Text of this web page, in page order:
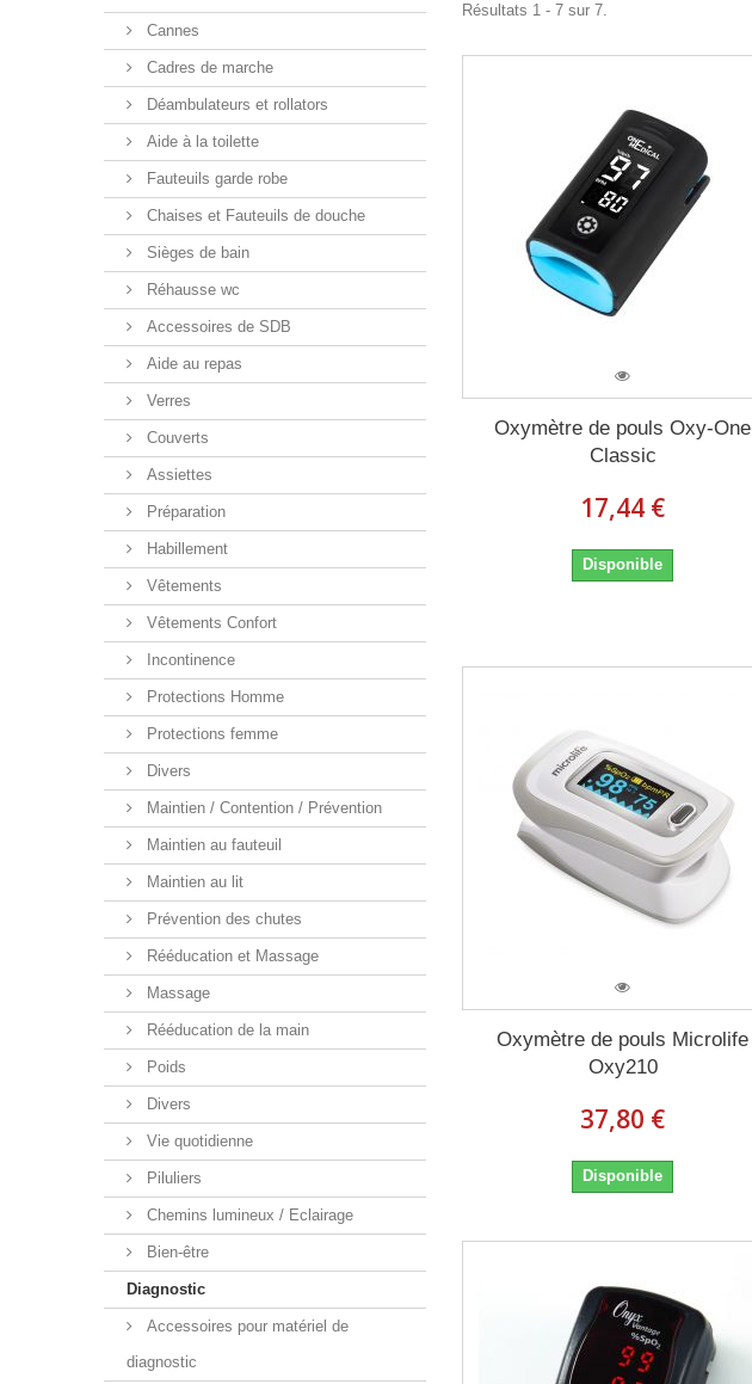
Cannes
Cadres de marche
Déambulateurs et rollators
Aide à la toilette
Fauteuils garde robe
Chaises et Fauteuils de douche
Sièges de bain
Réhausse wc
Accessoires de SDB
Aide au repas
Verres
Couverts
Assiettes
Préparation
Habillement
Vêtements
Vêtements Confort
Incontinence
Protections Homme
Protections femme
Divers
Maintien / Contention / Prévention
Maintien au fauteuil
Maintien au lit
Prévention des chutes
Rééducation et Massage
Massage
Rééducation de la main
Poids
Divers
Vie quotidienne
Piluliers
Chemins lumineux / Eclairage
Bien-être
Diagnostic
Accessoires pour matériel de
diagnostic
Résultats 1 - 7 sur 7.
Oxymètre de pouls Oxy-One
Classic
17,44 €
Disponible
Oxymètre de pouls Microlife
Oxy210
37,80 €
Disponible